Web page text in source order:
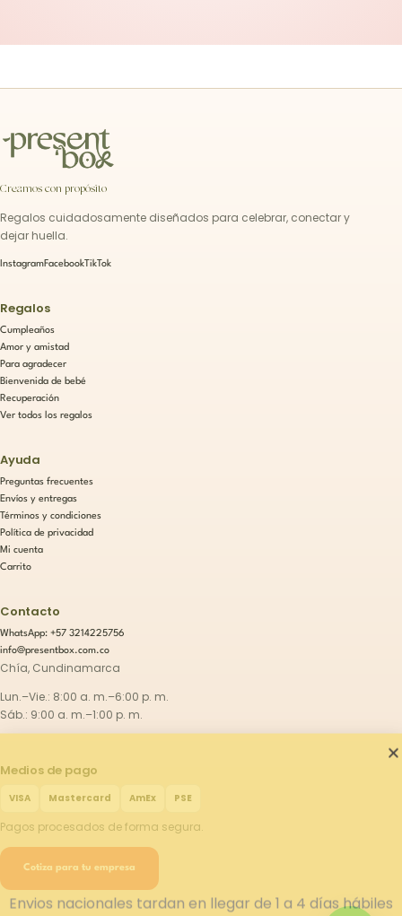
Creamos con propósito
Regalos cuidadosamente diseñados para celebrar, conectar y
dejar huella.
InstagramFacebookTikTok
Regalos
Cumpleaños
Amor y amistad
Para agradecer
Bienvenida de bebé
Recuperación
Ver todos los regalos
Ayuda
Preguntas frecuentes
Envíos y entregas
Términos y condiciones
Política de privacidad
Mi cuenta
Carrito
Contacto
WhatsApp: +57 3214225756
info@presentbox.com.co
Chía, Cundinamarca
Lun.–Vie.: 8:00 a. m.–6:00 p. m.
Sáb.: 9:00 a. m.–1:00 p. m.
Medios de pago
VISA Mastercard AmEx PSE
Pagos procesados de forma segura.
Cotiza para tu empresa